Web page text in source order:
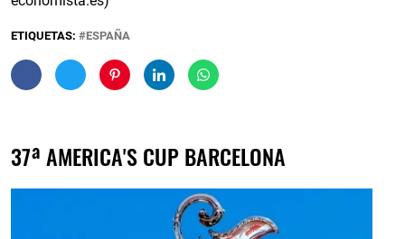
ETIQUETAS: ESPAÑA
37ª AMERICA'S CUP BARCELONA